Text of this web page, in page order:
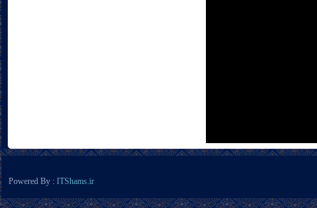
Powered By : ITShams.ir